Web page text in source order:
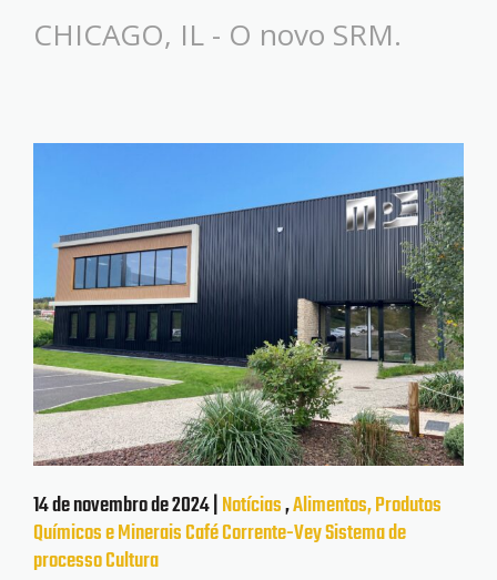
CHICAGO, IL - O novo SRM.
14 de novembro de 2024 |Notícias,Alimentos, Produtos
Químicos e MineraisCaféCorrente-VeySistema de
processoCultura